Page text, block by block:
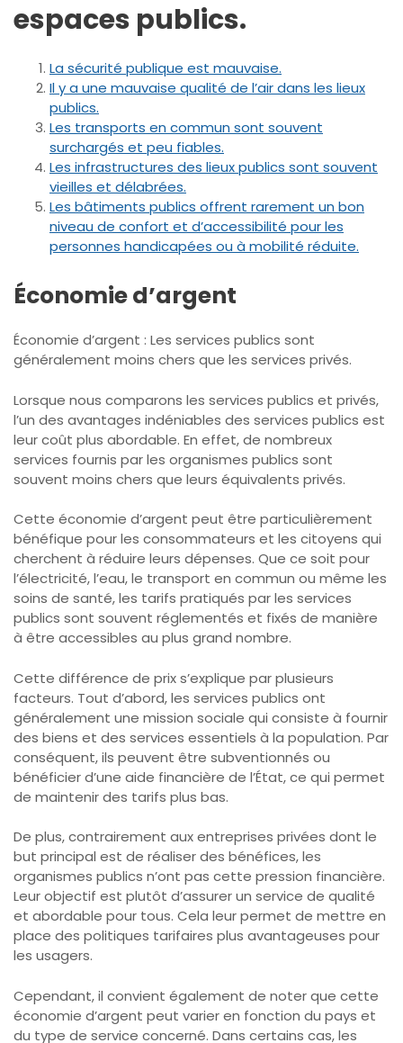
espaces publics.
La sécurité publique est mauvaise.
Il y a une mauvaise qualité de l’air dans les lieux
publics.
Les transports en commun sont souvent
surchargés et peu fiables.
Les infrastructures des lieux publics sont souvent
vieilles et délabrées.
Les bâtiments publics offrent rarement un bon
niveau de confort et d’accessibilité pour les
personnes handicapées ou à mobilité réduite.
Économie d’argent
Économie d’argent : Les services publics sont
généralement moins chers que les services privés.
Lorsque nous comparons les services publics et privés,
l’un des avantages indéniables des services publics est
leur coût plus abordable. En effet, de nombreux
services fournis par les organismes publics sont
souvent moins chers que leurs équivalents privés.
Cette économie d’argent peut être particulièrement
bénéfique pour les consommateurs et les citoyens qui
cherchent à réduire leurs dépenses. Que ce soit pour
l’électricité, l’eau, le transport en commun ou même les
soins de santé, les tarifs pratiqués par les services
publics sont souvent réglementés et fixés de manière
à être accessibles au plus grand nombre.
Cette différence de prix s’explique par plusieurs
facteurs. Tout d’abord, les services publics ont
généralement une mission sociale qui consiste à fournir
des biens et des services essentiels à la population. Par
conséquent, ils peuvent être subventionnés ou
bénéficier d’une aide financière de l’État, ce qui permet
de maintenir des tarifs plus bas.
De plus, contrairement aux entreprises privées dont le
but principal est de réaliser des bénéfices, les
organismes publics n’ont pas cette pression financière.
Leur objectif est plutôt d’assurer un service de qualité
et abordable pour tous. Cela leur permet de mettre en
place des politiques tarifaires plus avantageuses pour
les usagers.
Cependant, il convient également de noter que cette
économie d’argent peut varier en fonction du pays et
du type de service concerné. Dans certains cas, les